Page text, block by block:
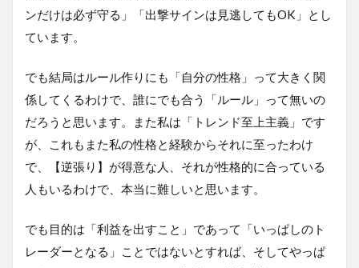
ンだけは必ず守る」「出撃サインは見逃してもOK」とし
ています。
でも結局はルール作りにも「自分の性格」って大きく関
係してくるわけで、誰にでも合う「ルール」って無いの
だろうと思います。また私は「トレンド至上主義」です
が、これもまた私の性格と経験からそれに至ったわけ
で、【逆張り】が得意な人、それが性格的に合っている
人もいるわけで、本当に難しいと思います。
でも目的は「利益を出すこと」であって「いっぱしのト
レーダーとなる」ことではないとすれば、そしてやっぱ